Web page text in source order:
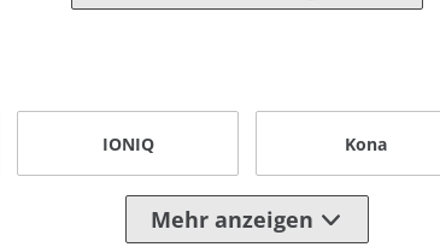
IONIQ Kona
Mehr anzeigen